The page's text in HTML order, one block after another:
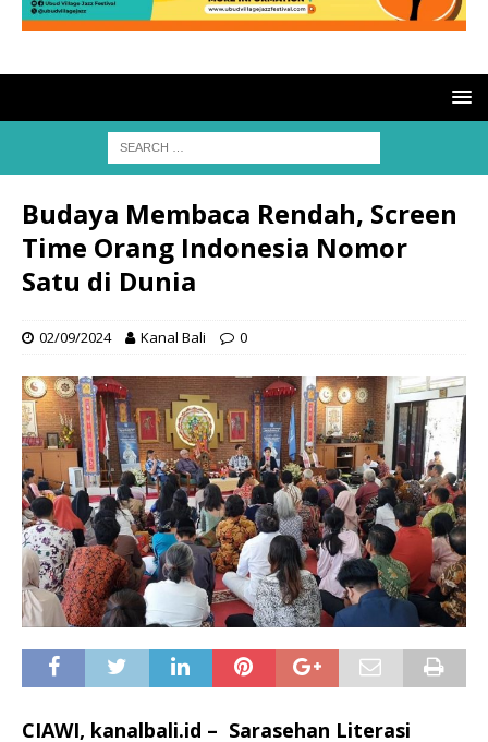
Budaya Membaca Rendah, Screen
Time Orang Indonesia Nomor
Satu di Dunia
02/09/2024 Kanal Bali 0
CIAWI, kanalbali.id – Sarasehan Literasi